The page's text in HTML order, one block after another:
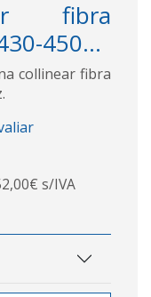
fibra
450...
collinear fibra
s/IVA